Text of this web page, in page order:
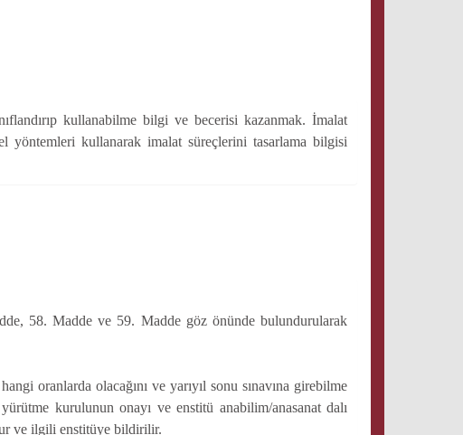
kullanabilme bilgi ve becerisi kazanmak. İmalat
yöntemleri kullanarak imalat süreçlerini tasarlama bilgisi
58. Madde ve 59. Madde göz önünde bulundurularak
oranlarda olacağını ve yarıyıl sonu sınavına girebilme
kurulunun onayı ve enstitü anabilim/anasanat dalı
ve ilgili enstitüye bildirilir.